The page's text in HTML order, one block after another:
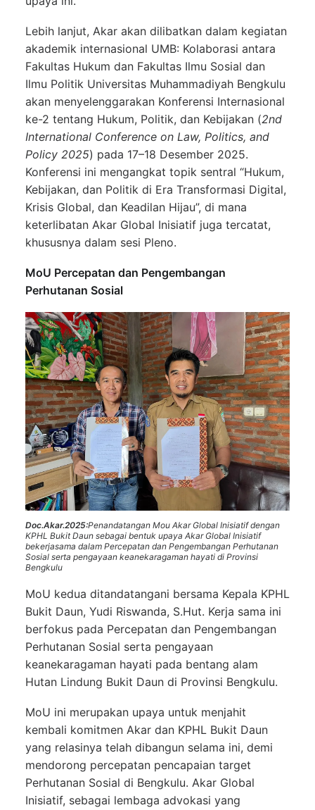
Lebih lanjut, Akar akan dilibatkan dalam kegiatan
akademik internasional UMB: Kolaborasi antara
Fakultas Hukum dan Fakultas Ilmu Sosial dan
Ilmu Politik Universitas Muhammadiyah Bengkulu
akan menyelenggarakan Konferensi Internasional
ke-2 tentang Hukum, Politik, dan Kebijakan (2nd
International Conference on Law, Politics, and
Policy 2025) pada 17–18 Desember 2025.
Konferensi ini mengangkat topik sentral “Hukum,
Kebijakan, dan Politik di Era Transformasi Digital,
Krisis Global, dan Keadilan Hijau”, di mana
keterlibatan Akar Global Inisiatif juga tercatat,
khususnya dalam sesi Pleno.
MoU Percepatan dan Pengembangan
Perhutanan Sosial
Doc.Akar.2025:Penandatangan Mou Akar Global Inisiatif dengan
KPHL Bukit Daun sebagai bentuk upaya Akar Global Inisiatif
bekerjasama dalam Percepatan dan Pengembangan Perhutanan
Sosial serta pengayaan keanekaragaman hayati di Provinsi
Bengkulu
MoU kedua ditandatangani bersama Kepala KPHL
Bukit Daun, Yudi Riswanda, S.Hut. Kerja sama ini
berfokus pada Percepatan dan Pengembangan
Perhutanan Sosial serta pengayaan
keanekaragaman hayati pada bentang alam
Hutan Lindung Bukit Daun di Provinsi Bengkulu.
MoU ini merupakan upaya untuk menjahit
kembali komitmen Akar dan KPHL Bukit Daun
yang relasinya telah dibangun selama ini, demi
mendorong percepatan pencapaian target
Perhutanan Sosial di Bengkulu. Akar Global
Inisiatif, sebagai lembaga advokasi yang